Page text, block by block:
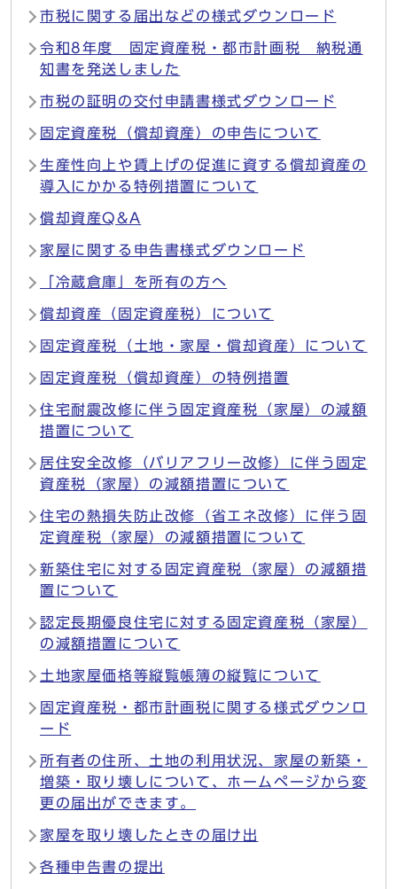
市税に関する届出などの様式ダウンロード
令和8年度 固定資産税・都市計画税 納税通
知書を発送しました
市税の証明の交付申請書様式ダウンロード
固定資産税（償却資産）の申告について
生産性向上や賃上げの促進に資する償却資産の
導入にかかる特例措置について
償却資産Q&A
家屋に関する申告書様式ダウンロード
「冷蔵倉庫」を所有の方へ
償却資産（固定資産税）について
固定資産税（土地・家屋・償却資産）について
固定資産税（償却資産）の特例措置
住宅耐震改修に伴う固定資産税（家屋）の減額
措置について
居住安全改修（バリアフリー改修）に伴う固定
資産税（家屋）の減額措置について
住宅の熱損失防止改修（省エネ改修）に伴う固
定資産税（家屋）の減額措置について
新築住宅に対する固定資産税（家屋）の減額措
置について
認定長期優良住宅に対する固定資産税（家屋）
の減額措置について
土地家屋価格等縦覧帳簿の縦覧について
固定資産税・都市計画税に関する様式ダウンロ
ード
所有者の住所、土地の利用状況、家屋の新築・
増築・取り壊しについて、ホームページから変
更の届出ができます。
家屋を取り壊したときの届け出
各種申告書の提出